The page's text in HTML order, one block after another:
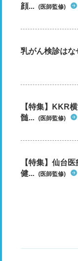
顔... (医師監修)
乳がん検診は
【特集】KKR
髄... (医師監修)
【特集】仙台
健... (医師監修)